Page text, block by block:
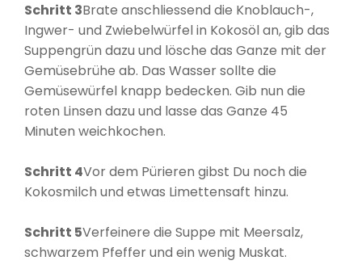
Schritt 3Brate anschliessend die Knoblauch-,
Ingwer- und Zwiebelwürfel in Kokosöl an, gib das
Suppengrün dazu und lösche das Ganze mit der
Gemüsebrühe ab. Das Wasser sollte die
Gemüsewürfel knapp bedecken. Gib nun die
roten Linsen dazu und lasse das Ganze 45
Minuten weichkochen.
Schritt 4Vor dem Pürieren gibst Du noch die
Kokosmilch und etwas Limettensaft hinzu.
Schritt 5Verfeinere die Suppe mit Meersalz,
schwarzem Pfeffer und ein wenig Muskat.